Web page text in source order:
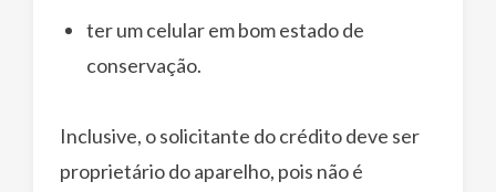
ter um celular em bom estado de
conservação.
Inclusive, o solicitante do crédito deve ser
proprietário do aparelho, pois não é